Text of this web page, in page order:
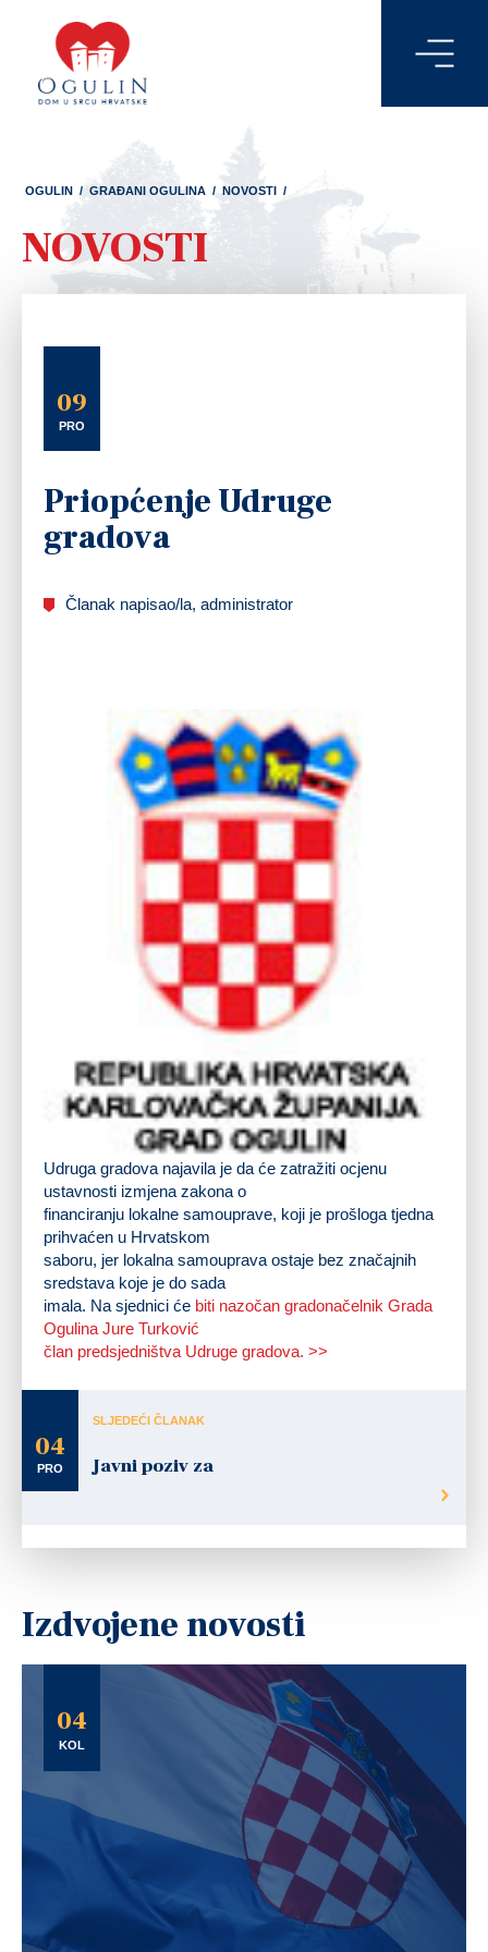
OGULIN / GRAĐANI OGULINA / NOVOSTI /
NOVOSTI
09
PRO
Priopćenje Udruge
gradova
Članak napisao/la, administrator
Udruga gradova najavila je da će zatražiti ocjenu
ustavnosti izmjena zakona o
financiranju lokalne samouprave, koji je prošloga tjedna
prihvaćen u Hrvatskom
saboru, jer lokalna samouprava ostaje bez značajnih
sredstava koje je do sada
imala. Na sjednici će biti nazočan gradonačelnik Grada
Ogulina Jure Turković
član predsjedništva Udruge gradova. >>
04
PRO
SLJEDEĆI ČLANAK
Javni poziv za
Izdvojene novosti
04
KOL